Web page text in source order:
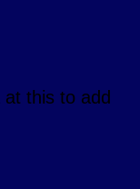
this to add